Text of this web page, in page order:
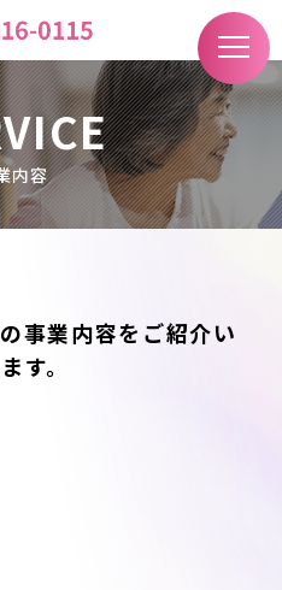
内容
事業内容をご紹介い
す。